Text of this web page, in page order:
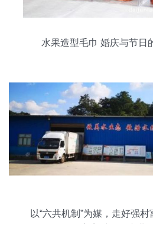
水果造型毛巾 婚庆与节日
以“六共机制”为媒，走好强